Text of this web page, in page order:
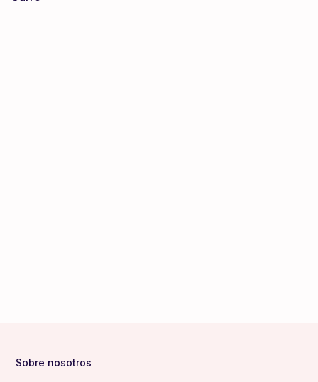
Sobre nosotros